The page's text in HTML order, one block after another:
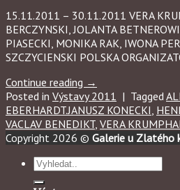
15.11.2011 – 30.11.2011 VERA
BERCZYNSKI, JOLANTA
PIASECKI, MONIKA RAK, IWONA
SZCZYCIENSKI POLSKA
Continue reading →
Posted in Výstavy 2011 | Tagged
EBERHARDT.JANUSZ KONECKI
VACLAV BENEDIKT, VERA
Copyright 2026 © Galerie u Zlatého
Hledat: